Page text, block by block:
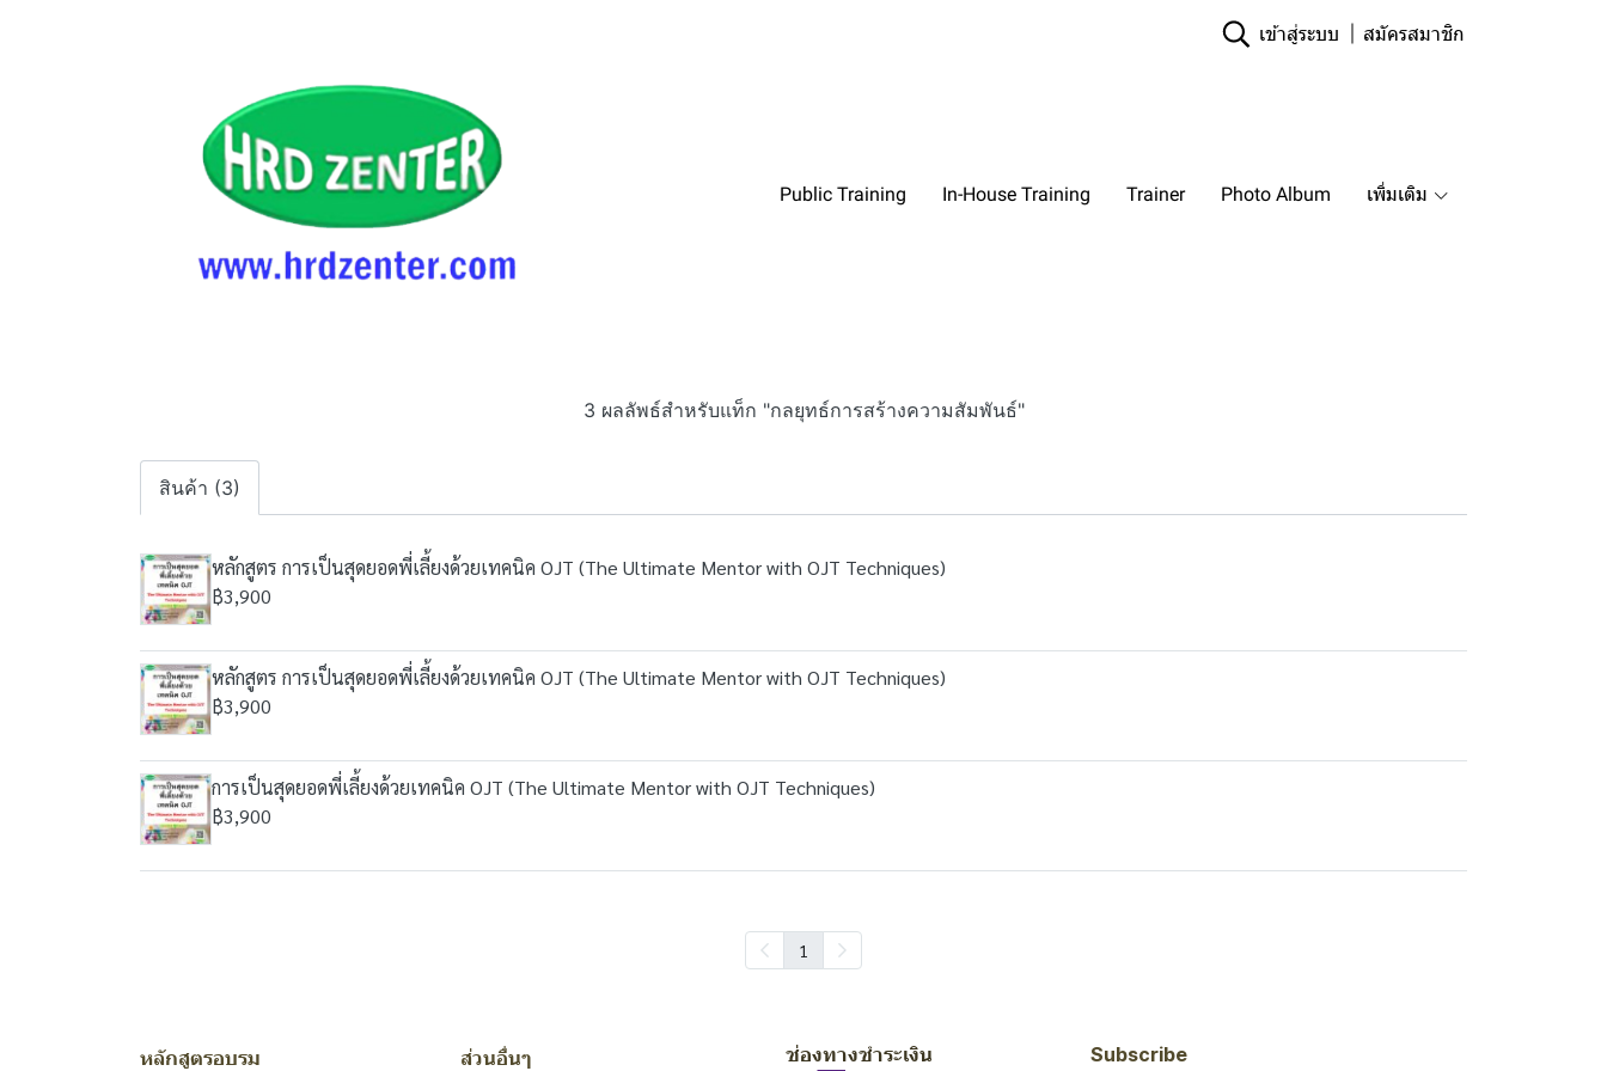
เข้าสู่ระบบ สมัครสมาชิก
Public Training In-House Training Trainer Photo Album เพิ่มเติม
3 ผลลัพธ์สำหรับแท็ก "กลยุทธ์การสร้างความสัมพันธ์"
สินค้า (3)
หลักสูตร การเป็นสุดยอดพี่เลี้ยงด้วยเทคนิค OJT (The Ultimate Mentor with OJT Techniques)
฿3,900
หลักสูตร การเป็นสุดยอดพี่เลี้ยงด้วยเทคนิค OJT (The Ultimate Mentor with OJT Techniques)
฿3,900
การเป็นสุดยอดพี่เลี้ยงด้วยเทคนิค OJT (The Ultimate Mentor with OJT Techniques)
฿3,900
1
หลักสูตรอบรม ส่วนอื่นๆ ช่องทางชำระเงิน Subscribe